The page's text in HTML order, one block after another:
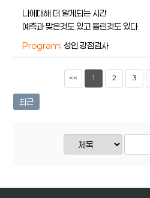
나에대해 더 알게되는 시간
예측과 맞은것도 있고 틀린것도 있다
Program: 성인 강점검사
<< 1 2 3
최근